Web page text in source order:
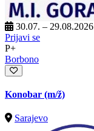
30.07. – 29.08.2026
Prijavi se
P+
Borbono
Konobar (m/ž)
Sarajevo